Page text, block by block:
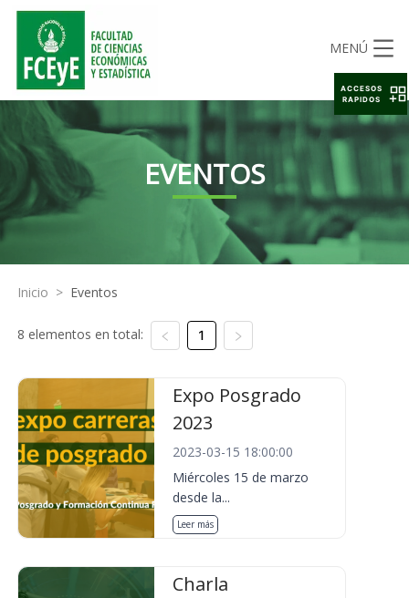
MENÚ
EVENTOS
Inicio > Eventos
8 elementos en total: 1
Expo Posgrado
2023
2023-03-15 18:00:00
Miércoles 15 de marzo
desde la...
Leer más
Charla
ACCESOS
RAPIDOS